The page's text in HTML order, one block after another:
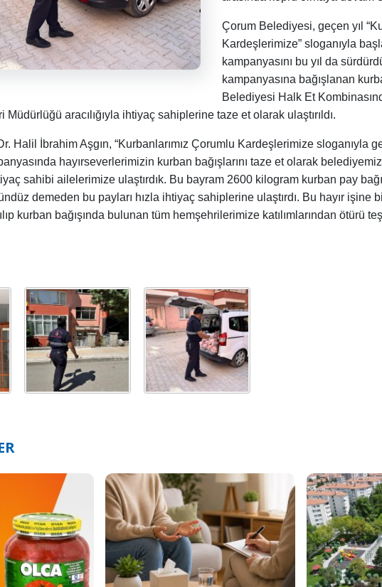
Çorum Belediyesi, geçen yıl
Kardeşlerimize” sloganıyla
kampanyasını bu yıl da
kampanyasına bağışlanan
Belediyesi Halk Et
Müdürlüğü aracılığıyla ihtiyaç sahiplerine taze et olarak ulaştırıldı.
Halil İbrahim Aşgın, “Kurbanlarımız Çorumlu Kardeşlerimize sloganıyla
hayırseverlerimizin kurban bağışlarını taze et olarak
sahibi ailelerimize ulaştırdık. Bu bayram 2600 kilogram kurban pay
demeden bu payları hızla ihtiyaç sahiplerine ulaştırdı. Bu hayır işine
kurban bağışında bulunan tüm hemşehrilerimize katılımlarından ötürü